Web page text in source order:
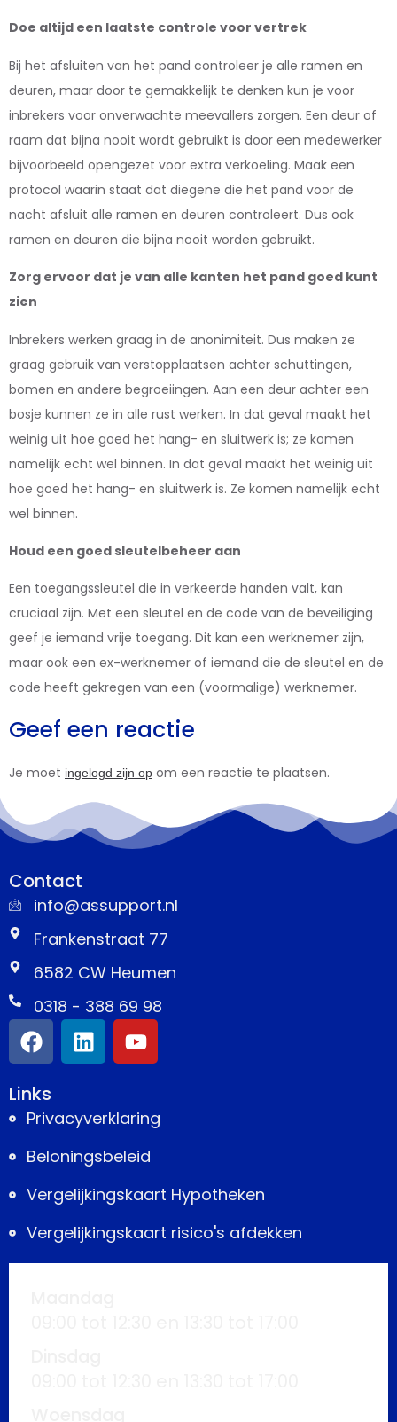
Doe altijd een laatste controle voor vertrek
Bij het afsluiten van het pand controleer je alle ramen en
deuren, maar door te gemakkelijk te denken kun je voor
inbrekers voor onverwachte meevallers zorgen. Een deur of
raam dat bijna nooit wordt gebruikt is door een medewerker
bijvoorbeeld opengezet voor extra verkoeling. Maak een
protocol waarin staat dat diegene die het pand voor de
nacht afsluit alle ramen en deuren controleert. Dus ook
ramen en deuren die bijna nooit worden gebruikt.
Zorg ervoor dat je van alle kanten het pand goed kunt
zien
Inbrekers werken graag in de anonimiteit. Dus maken ze
graag gebruik van verstopplaatsen achter schuttingen,
bomen en andere begroeiingen. Aan een deur achter een
bosje kunnen ze in alle rust werken. In dat geval maakt het
weinig uit hoe goed het hang- en sluitwerk is; ze komen
namelijk echt wel binnen. In dat geval maakt het weinig uit
hoe goed het hang- en sluitwerk is. Ze komen namelijk echt
wel binnen.
Houd een goed sleutelbeheer aan
Een toegangssleutel die in verkeerde handen valt, kan
cruciaal zijn. Met een sleutel en de code van de beveiliging
geef je iemand vrije toegang. Dit kan een werknemer zijn,
maar ook een ex-werknemer of iemand die de sleutel en de
code heeft gekregen van een (voormalige) werknemer.
Geef een reactie
Je moet ingelogd zijn op om een reactie te plaatsen.
Contact
info@assupport.nl
Frankenstraat 77
6582 CW Heumen
0318 - 388 69 98
Links
Privacyverklaring
Beloningsbeleid
Vergelijkingskaart Hypotheken
Vergelijkingskaart risico's afdekken